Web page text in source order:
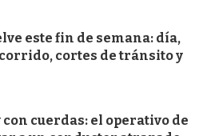
este fin de semana: día,
cortes de tránsito y
con cuerdas: el operativo de